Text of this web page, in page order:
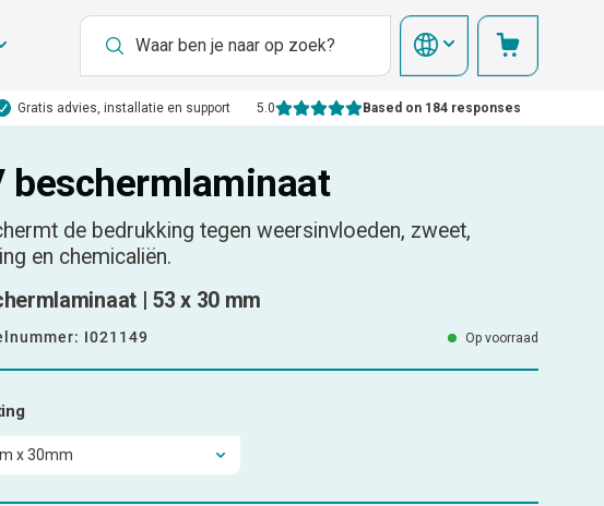
Gratis advies, installatie en support 5.0 Based on 184 responses
beschermlaminaat
de bedrukking tegen weersinvloeden, zweet,
en chemicaliën.
| 53 x 30 mm
I021149 Op voorraad